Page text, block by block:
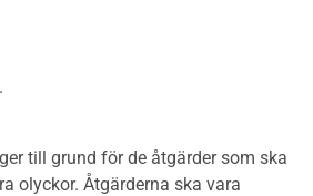
till grund för de åtgärder som ska
olyckor. Åtgärderna ska vara